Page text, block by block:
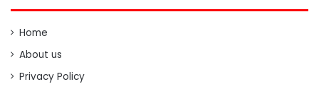
Home
About us
Privacy Policy